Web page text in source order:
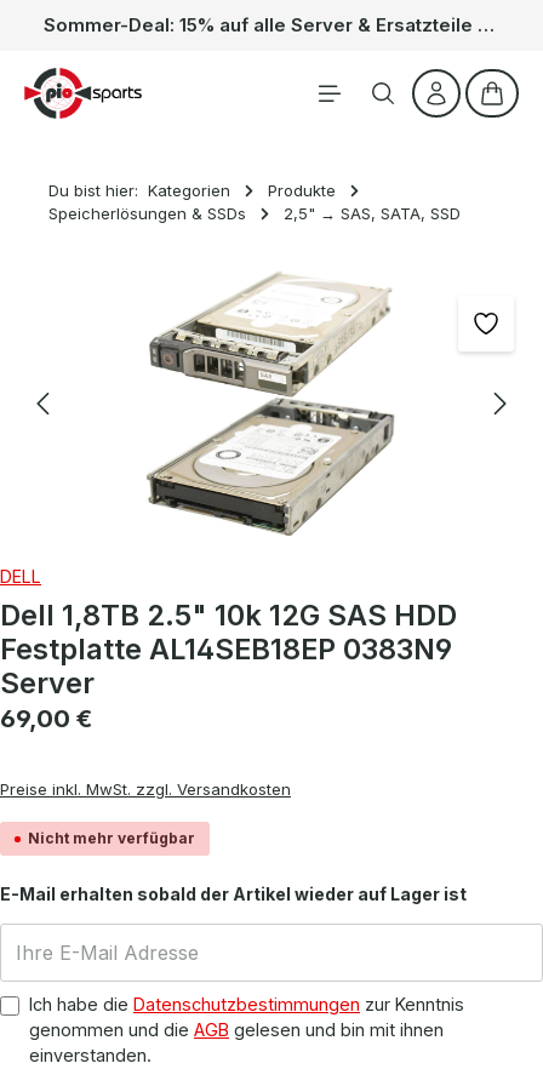
Zum Hauptinhalt springen Sommer-Deal: 15% auf alle Server & Ersatzteile – Kein Code nötig, der Rabatt wird automatisch im Warenkorb abgezogen. Gültig vom 01.06. bis 31.08.
Du bist hier: Kategorien
Produkte
Speicherlösungen & SSDs
2,5" → SAS, SATA, SSD
DELL
Dell 1,8TB 2.5" 10k 12G SAS HDD
Festplatte AL14SEB18EP 0383N9
Server
Regulärer Preis:
69,00 €
Preise inkl. MwSt. zzgl. Versandkosten
Nicht mehr verfügbar
E-Mail erhalten sobald der Artikel wieder auf Lager ist
Ich habe die Datenschutzbestimmungen zur Kenntnis
genommen und die AGB gelesen und bin mit ihnen
einverstanden.